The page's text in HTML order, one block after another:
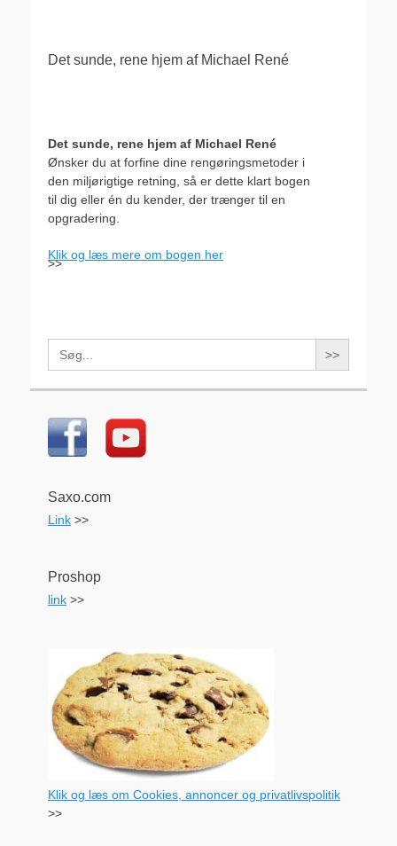
Det sunde, rene hjem af Michael René
Det sunde, rene hjem af Michael René
Ønsker du at forfine dine rengøringsmetoder i
den miljørigtige retning, så er dette klart bogen
til dig eller én du kender, der trænger til en
opgradering.
Klik og læs mere om bogen her
>>
Search
for:
Saxo.com
Link >>
Proshop
link >>
Klik og læs om Cookies, annoncer og privatlivspolitik
>>